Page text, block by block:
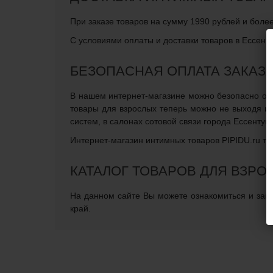
При заказе товаров на сумму 1990 рублей и
С условиями оплаты и доставки товаров в
БЕЗОПАСНАЯ ОПЛАТА ЗАКАЗА
В нашем интернет-магазине можно безопасно
товары для взрослых теперь можно не выходя
систем, в салонах сотовой связи города
Интернет-магазин интимных товаров PIPIDU.ru
КАТАЛОГ ТОВАРОВ ДЛЯ
На данном сайте Вы можете ознакомиться и
край.